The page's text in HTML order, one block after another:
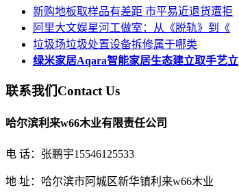
新购地板取样品有差距 市平易近退货遭拒
阿里大文娱星河工做室：从《脱轨》到《
垃圾场垃圾处置设备拆修属于哪类
绿米家居Aqara智能家居生态建立取手艺立
联系我们Contact Us
哈尔滨利来w66木业有限责任公司
电 话：张鹏宇15546125533
地 址：哈尔滨市阿城区新华镇利来w66木业